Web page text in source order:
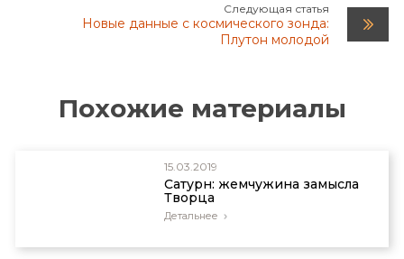
Следующая статья
Новые данные с космического зонда:
Плутон молодой
Похожие материалы
15.03.2019
Сатурн: жемчужина замысла
Творца
Детальнее